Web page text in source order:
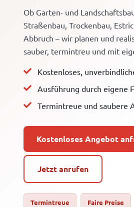
Ob Garten- und
Straßenbau, Trockenbau,
Abbruch – wir planen und
sauber, termintreu und mit
Kostenloses,
Ausführung durch eigene
Termintreue und saubere
Kostenloses Angebot
Jetzt anrufen
Termintreue Faire Preise